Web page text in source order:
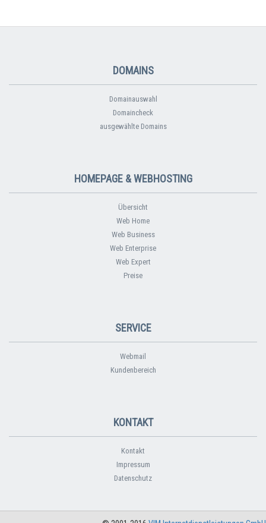
DOMAINS
Domainauswahl
Domaincheck
ausgewählte Domains
HOMEPAGE & WEBHOSTING
Übersicht
Web Home
Web Business
Web Enterprise
Web Expert
Preise
SERVICE
Webmail
Kundenbereich
KONTAKT
Kontakt
Impressum
Datenschutz